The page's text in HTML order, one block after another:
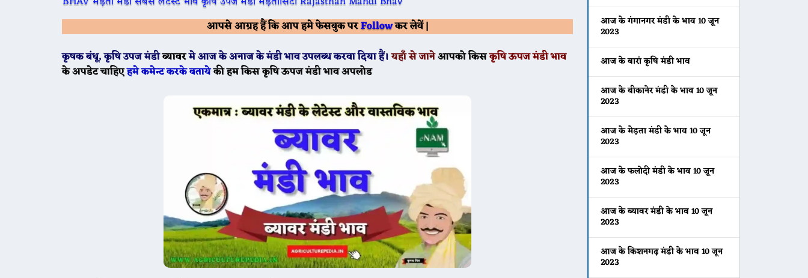
आपसे आग्रह हैं कि आप हमे फेसबुक परFollowकर लेवें |
कृषक बंधू, कृषि उपज मंडीब्यावरमेआज केअनाज के मंडी भाव उपलब्ध करवा दिया हैं। यहाँ से जानेआपको किसकृषि ऊपज मंडी भाव
के अपडेट चाहिएहमे कमेन्ट करके बतायेकी हम किस कृषि ऊपज मंडी भाव अपलोड
आज के गंगानगर मंडी के भाव 10 जून
2023
आज के बारां कृषि मंडी भाव
आज के बीकानेर मंडी के भाव 10 जून
2023
आज के मेड़ता मंडी के भाव 10 जून
2023
आज के फलोदी मंडी के भाव 10 जून
2023
आज के ब्यावर मंडी के भाव 10 जून
2023
आज के किशनगढ़ मंडी के भाव 10 जून
2023